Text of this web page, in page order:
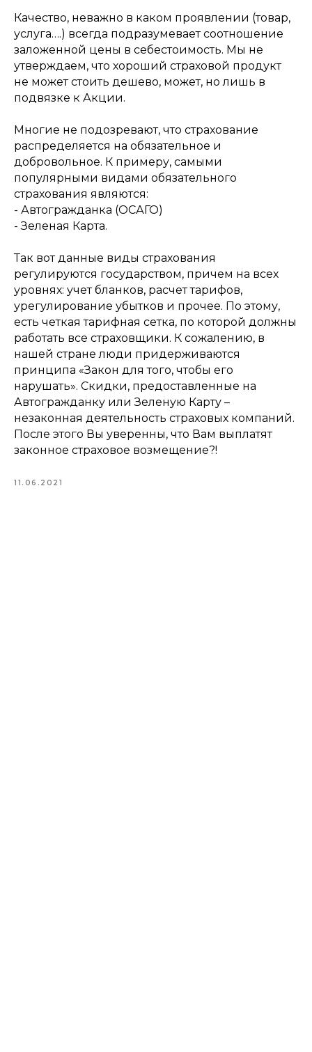
Качество, неважно в каком проявлении (товар,
услуга….) всегда подразумевает соотношение
заложенной цены в себестоимость. Мы не
утверждаем, что хороший страховой продукт
не может стоить дешево, может, но лишь в
подвязке к Акции.
Многие не подозревают, что страхование
распределяется на обязательное и
добровольное. К примеру, самыми
популярными видами обязательного
страхования являются:
- Автогражданка (ОСАГО)
- Зеленая Карта.
Так вот данные виды страхования
регулируются государством, причем на всех
уровнях: учет бланков, расчет тарифов,
урегулирование убытков и прочее. По этому,
есть четкая тарифная сетка, по которой должны
работать все страховщики. К сожалению, в
нашей стране люди придерживаются
принципа «Закон для того, чтобы его
нарушать». Скидки, предоставленные на
Автогражданку или Зеленую Карту –
незаконная деятельность страховых компаний.
После этого Вы уверенны, что Вам выплатят
законное страховое возмещение?!
11.06.2021